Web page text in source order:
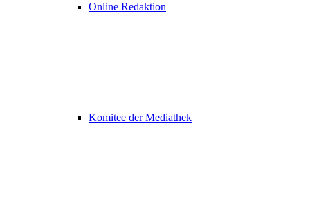
Online Redaktion
Komitee der Mediathek